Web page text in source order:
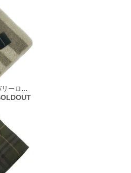
【新品】 バーバリーロンドン BURBERRY LONDON タオルハンカチ 72146